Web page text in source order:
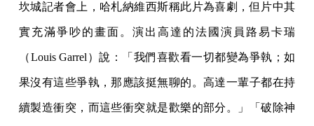
坎城記者會上，哈札納維西斯稱此片為喜劇，但片中其
實充滿爭吵的畫面。演出高達的法國演員路易卡瑞
（Louis Garrel）說：「我們喜歡看一切都變為爭執；如
果沒有這些爭執，那應該挺無聊的。高達一輩子都在持
續製造衝突，而這些衝突就是歡樂的部分。」「破除神